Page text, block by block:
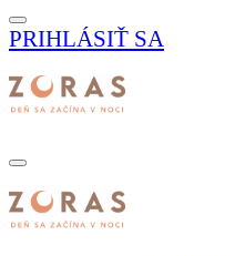
PRIHLÁSIŤ SA